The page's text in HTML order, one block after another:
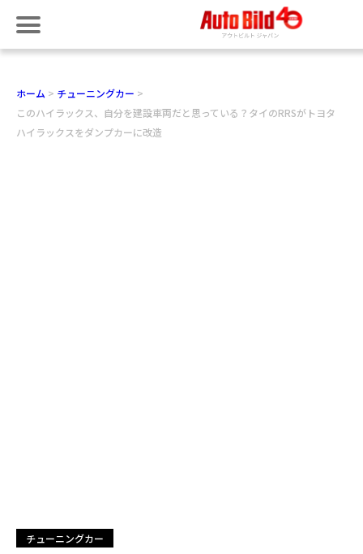
ホーム
チューニングカー
このハイラックス、自分を建設車両だと思っている？タイのRRSがトヨタ
ハイラックスをダンプカーに改造
チューニングカー